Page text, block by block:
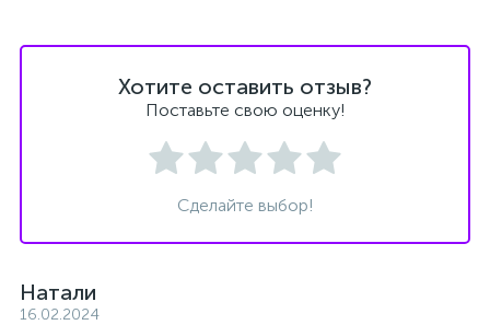
Хотите оставить отзыв?
Поставьте свою оценку!
Сделайте выбор!
Натали
16.02.2024